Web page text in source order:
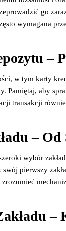
go
wymagana
–
w tym karty
Pamiętaj, aby
transakcji
–
wybór
pierwszy
–